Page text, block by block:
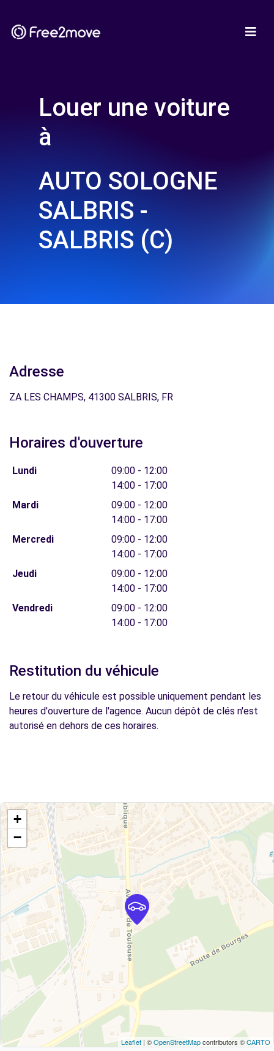
Louer une voiture
à
AUTO SOLOGNE
SALBRIS -
SALBRIS (C)
Adresse
ZA LES CHAMPS, 41300 SALBRIS, FR
Horaires d'ouverture
Lundi
09:00 - 12:00
14:00 - 17:00
Mardi
09:00 - 12:00
14:00 - 17:00
Mercredi
09:00 - 12:00
14:00 - 17:00
Jeudi
09:00 - 12:00
14:00 - 17:00
Vendredi
09:00 - 12:00
14:00 - 17:00
Restitution du véhicule
Le retour du véhicule est possible uniquement pendant les
heures d'ouverture de l'agence. Aucun dépôt de clés n'est
autorisé en dehors de ces horaires.
+
−
Leaflet | ©OpenStreetMapcontributors ©CARTO